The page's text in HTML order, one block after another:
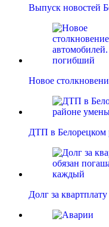
Выпуск новостей
Новое
ДТП в Белорецком
Долг за